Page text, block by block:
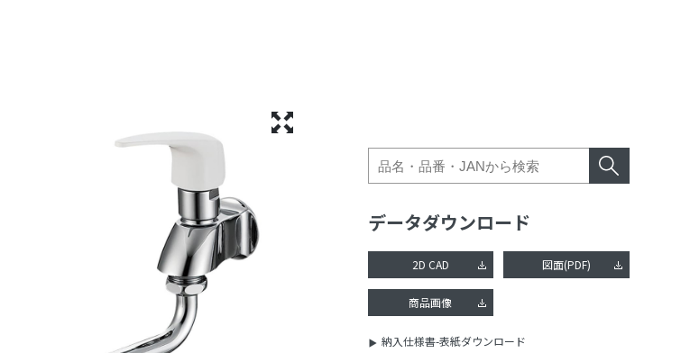
データダウンロード
2D CAD 図面(PDF)
商品画像
納入仕様書-表紙ダウンロード